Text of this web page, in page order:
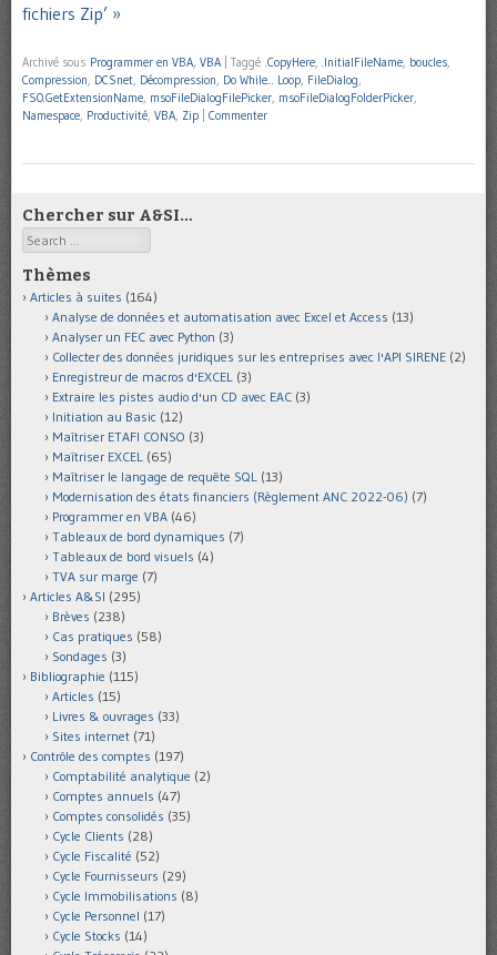
fichiers Zip’ »
Archivé sous Programmer en VBA, VBA Taggé .CopyHere, .InitialFileName, boucles,
Compression, DCSnet, Décompression, Do While... Loop, FileDialog,
FSO.GetExtensionName, msoFileDialogFilePicker, msoFileDialogFolderPicker,
Namespace, Productivité, VBA, Zip Commenter
Chercher sur A&SI…
Search
Thèmes
Articles à suites (164)
Analyse de données et automatisation avec Excel et Access (13)
Analyser un FEC avec Python (3)
Collecter des données juridiques sur les entreprises avec l'API SIRENE (2)
Enregistreur de macros d'EXCEL (3)
Extraire les pistes audio d'un CD avec EAC (3)
Initiation au Basic (12)
Maîtriser ETAFI CONSO (3)
Maîtriser EXCEL (65)
Maîtriser le langage de requête SQL (13)
Modernisation des états financiers (Règlement ANC 2022-06) (7)
Programmer en VBA (46)
Tableaux de bord dynamiques (7)
Tableaux de bord visuels (4)
TVA sur marge (7)
Articles A&SI (295)
Brèves (238)
Cas pratiques (58)
Sondages (3)
Bibliographie (115)
Articles (15)
Livres & ouvrages (33)
Sites internet (71)
Contrôle des comptes (197)
Comptabilité analytique (2)
Comptes annuels (47)
Comptes consolidés (35)
Cycle Clients (28)
Cycle Fiscalité (52)
Cycle Fournisseurs (29)
Cycle Immobilisations (8)
Cycle Personnel (17)
Cycle Stocks (14)